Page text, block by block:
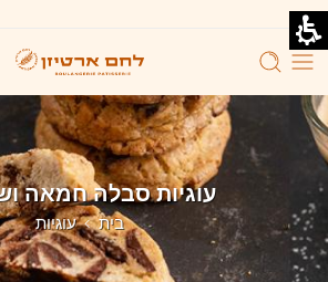
עוגיות סבלה חמאה
בית עוגיות